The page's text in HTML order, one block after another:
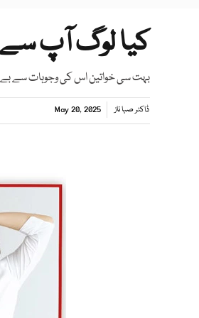
کیا لوگ آپ سے
بہت سی خواتین اس کی وجوہات سے بے
ڈاکٹر صبا ناز May 20, 2025